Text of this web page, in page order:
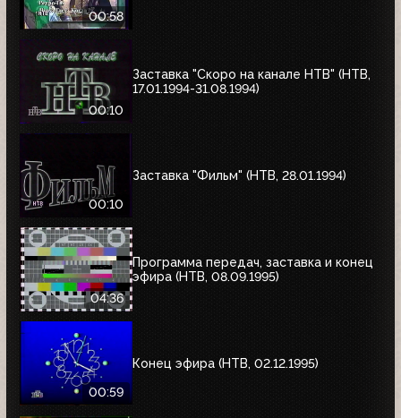
00:58
00:10
Заставка "Скоро на канале НТВ" (НТВ,
17.01.1994-31.08.1994)
00:10
Заставка "Фильм" (НТВ, 28.01.1994)
04:36
Программа передач, заставка и конец
эфира (НТВ, 08.09.1995)
00:59
Конец эфира (НТВ, 02.12.1995)